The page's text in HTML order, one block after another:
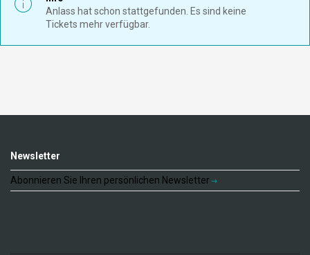
Anlass hat schon stattgefunden. Es sind keine
Tickets mehr verfügbar.
Newsletter
Abonnieren Sie Ihren persönlichen Newsletter